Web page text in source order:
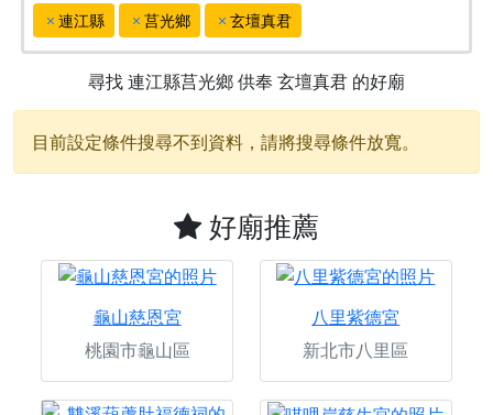
連江縣 莒光鄉 玄壇真君
尋找連江縣莒光鄉供奉 玄壇真君 的好廟
目前設定條件搜尋不到資料，請將搜尋條件放寬。
好廟推薦
龜山慈恩宮
桃園市龜山區
八里紫德宮
新北市八里區